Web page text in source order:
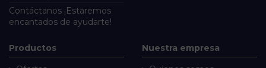
Contáctanos ¡Estaremos
encantados de ayudarte!
Productos Nuestra empresa